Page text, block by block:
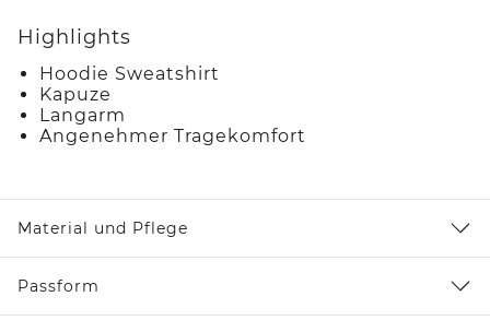
Highlights
Hoodie Sweatshirt
Kapuze
Langarm
Angenehmer Tragekomfort
Material und Pflege
Passform